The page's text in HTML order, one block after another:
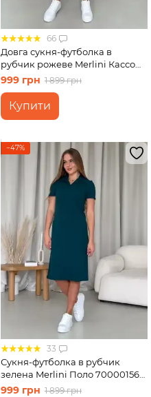
66
Довга сукня-футболка в
рубчик рожеве Merlini Кассо
700000128 розмір 42-44 (S-M)
999 грн 1 899 грн
Купити
−47%
33
Сукня-футболка в рубчик
зелена Merlini Поло 700001565
розмір L-XL
999 грн 1 899 грн